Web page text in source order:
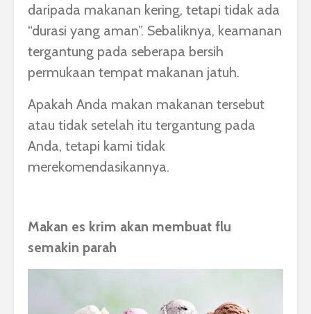
daripada makanan kering, tetapi tidak ada
“durasi yang aman”. Sebaliknya, keamanan
tergantung pada seberapa bersih
permukaan tempat makanan jatuh.
Apakah Anda makan makanan tersebut
atau tidak setelah itu tergantung pada
Anda, tetapi kami tidak
merekomendasikannya.
Makan es krim akan membuat flu
semakin parah